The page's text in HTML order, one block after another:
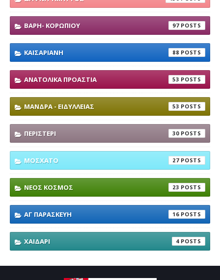
ΒΑΡΗ- ΚΟΡΩΠΙΟΥ 97
ΚΑΙΣΑΡΙΑΝΗ 88
ΑΝΑΤΟΛΙΚΑ ΠΡΟΑΣΤΙΑ 53
ΜΑΝΔΡΑ - ΕΙΔΥΛΛΕΙΑΣ 53
ΠΕΡΙΣΤΕΡΙ 30
ΜΟΣΧΑΤΟ 27
ΝΕΟΣ ΚΟΣΜΟΣ 23
ΑΓ ΠΑΡΑΣΚΕΥΗ 16
ΧΑΙΔΑΡΙ 4